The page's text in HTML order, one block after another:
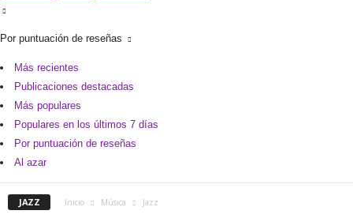
Por puntuación de reseñas
Más recientes
Publicaciones destacadas
Más populares
Populares en los últimos 7 días
Por puntuación de reseñas
Al azar
JAZZ Inicio Música Jazz